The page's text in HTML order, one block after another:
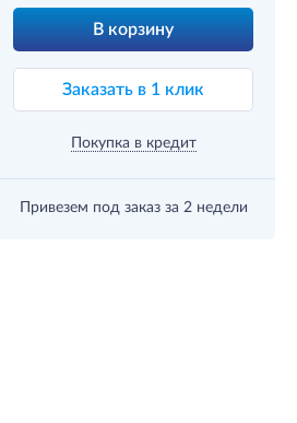
В корзину
Заказать в 1 клик
Покупка в кредит
Привезем под заказ за 2 недели